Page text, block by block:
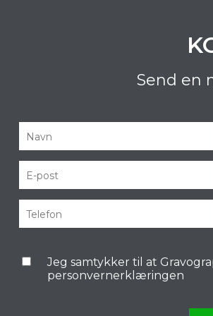
Send en
Jeg samtykker til at
personvernerklæringen